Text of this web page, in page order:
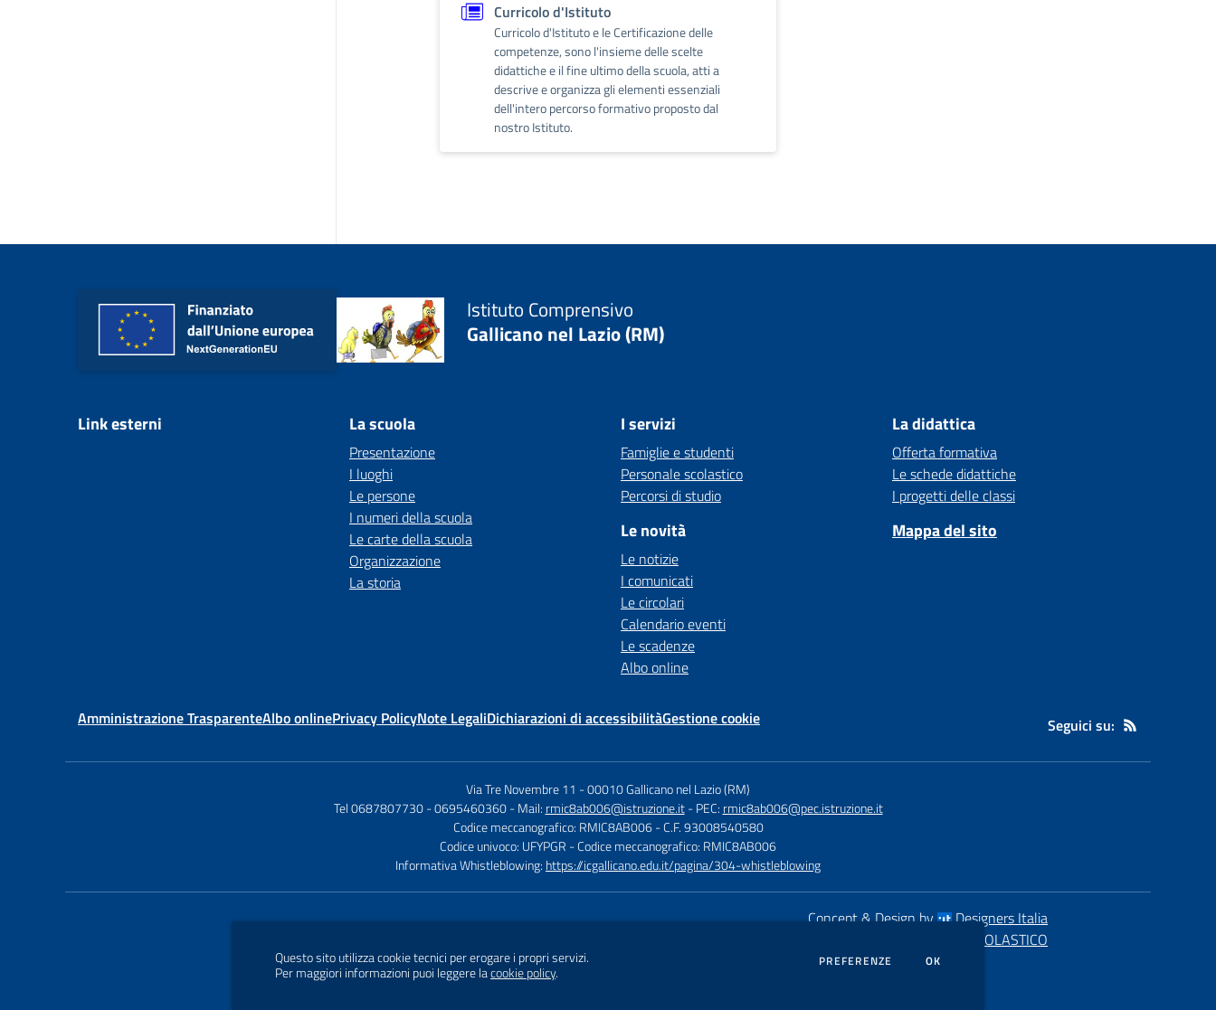
Curricolo d'Istituto
Curricolo d'Istituto e le Certificazione delle
competenze, sono l'insieme delle scelte
didattiche e il fine ultimo della scuola, atti a
descrive e organizza gli elementi essenziali
dell'intero percorso formativo proposto dal
nostro Istituto.
Istituto Comprensivo
Gallicano nel Lazio (RM)
Link esterni La scuola
Presentazione
I luoghi
Le persone
I numeri della scuola
Le carte della scuola
Organizzazione
La storia
I servizi
Famiglie e studenti
Personale scolastico
Percorsi di studio
Le novità
Le notizie
I comunicati
Le circolari
Calendario eventi
Le scadenze
Albo online
La didattica
Offerta formativa
Le schede didattiche
I progetti delle classi
Mappa del sito
Amministrazione TrasparenteAlbo onlinePrivacy PolicyNote LegaliDichiarazioni di accessibilitàGestione cookie Seguici su:
Via Tre Novembre 11 -00010 Gallicano nel Lazio (RM)
Tel 0687807730 - 0695460360 - Mail: rmic8ab006@istruzione.it - PEC: rmic8ab006@pec.istruzione.it
Codice meccanografico: RMIC8AB006 - C.F. 93008540580
Codice univoco: UFYPGR - Codice meccanografico: RMIC8AB006
Informativa Whistleblowing: https://icgallicano.edu.it/pagina/304-whistleblowing
Concept & Design by
Designers Italia
SCUOLASTICO
Questo sito utilizza cookie tecnici per erogare i propri servizi.
Per maggiori informazioni puoi leggere lacookie policy.
PREFERENZE DEI COOKIE
OK